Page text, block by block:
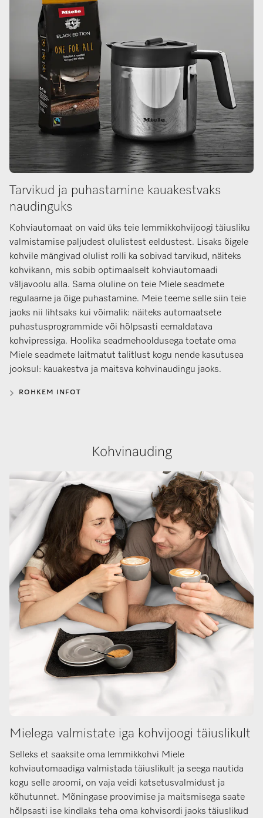
Tarvikud ja puhastamine kauakestvaks
naudinguks
Kohviautomaat on vaid üks teie lemmikkohvijoogi täiusliku
valmistamise paljudest olulistest eeldustest. Lisaks õigele
kohvile mängivad olulist rolli ka sobivad tarvikud, näiteks
kohvikann, mis sobib optimaalselt kohviautomaadi
väljavoolu alla. Sama oluline on teie Miele seadmete
regulaarne ja õige puhastamine. Meie teeme selle siin teie
jaoks nii lihtsaks kui võimalik: näiteks automaatsete
puhastusprogrammide või hõlpsasti eemaldatava
kohvipressiga. Hoolika seadmehooldusega toetate oma
Miele seadmete laitmatut talitlust kogu nende kasutusea
jooksul: kauakestva ja maitsva kohvinaudingu jaoks.
ROHKEM INFOT
Kohvinauding
Mielega valmistate iga kohvijoogi täiuslikult
Selleks et saaksite oma lemmikkohvi Miele
kohviautomaadiga valmistada täiuslikult ja seega nautida
kogu selle aroomi, on vaja veidi katsetusvalmidust ja
kõhutunnet. Mõningase proovimise ja maitsmisega saate
hõlpsasti ise kindlaks teha oma kohvisordi jaoks täiuslikud